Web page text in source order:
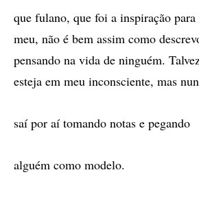
que fulano, que foi a inspiração para
meu, não é bem assim como
pensando na vida de ninguém.
esteja em meu inconsciente, mas
saí por aí tomando notas e pegando
alguém como modelo.